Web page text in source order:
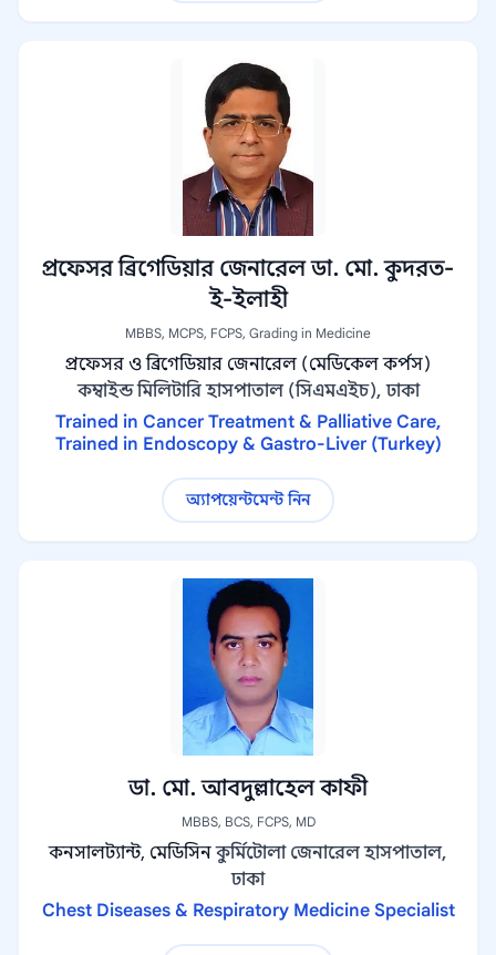
প্রফেসর ব্রিগেডিয়ার জেনারেল ডা. মো. কুদরত-
ই-ইলাহী
MBBS, MCPS, FCPS, Grading in Medicine
প্রফেসর ও ব্রিগেডিয়ার জেনারেল (মেডিকেল কর্পস)
কম্বাইন্ড মিলিটারি হাসপাতাল (সিএমএইচ), ঢাকা
Trained in Cancer Treatment & Palliative Care,
Trained in Endoscopy & Gastro-Liver (Turkey)
অ্যাপয়েন্টমেন্ট নিন
ডা. মো. আবদুল্লাহেল কাফী
MBBS, BCS, FCPS, MD
কনসালট্যান্ট, মেডিসিন কুর্মিটোলা জেনারেল হাসপাতাল,
ঢাকা
Chest Diseases & Respiratory Medicine Specialist